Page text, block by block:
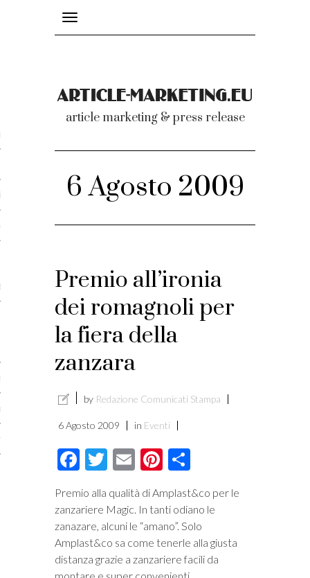
è l’article marketing
e stile di scrittura
per i publishers
Toggle
navigation
article marketing & press release
6 Agosto 2009
Premio all’ironia
dei romagnoli per
la fiera della
zanzara
by Redazione Comunicati Stampa
6 Agosto 2009 in Eventi
Facebook
Twitter
EmailPinterest
Premio alla qualità di Amplast&co per le
zanzariere Magic. In tanti odiano le
zanazare, alcuni le “amano”. Solo
Amplast&co sa come tenerle alla giusta
distanza grazie a zanzariere facili da